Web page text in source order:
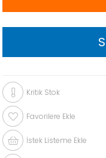
Kritik Stok
Favorilere Ekle
İstek Listeme Ekle